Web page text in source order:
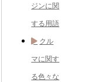
ジンに関
する用語
クル
マに関す
る色々な